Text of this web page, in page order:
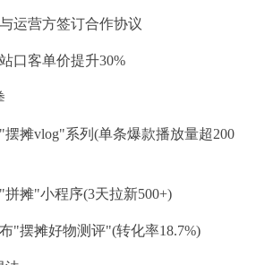
运营方签订合作协议
口客单价提升30%
摊vlog"系列(单条爆款播放量超200
摊"小程序(3天拉新500+)
"摆摊好物测评"(转化率18.7%)